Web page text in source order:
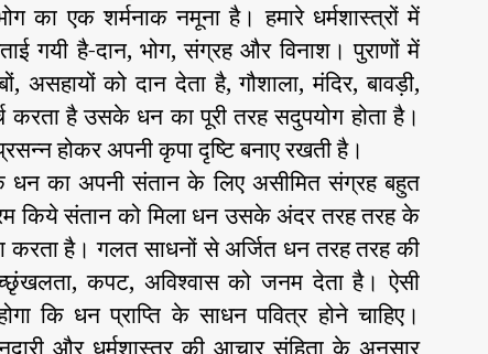
भो
ग
चु
नौ
ती
ब
न
हा
है
का एक शर्मनाक नमूना है। हमारे धर्मशास्त्रों में
गयी है-दान, भोग, संग्रह और विनाश। पुराणों में
असहायों को दान देता है, गौशाला, मंदिर, बावड़ी,
है उसके धन का पूरी तरह सदुपयोग होता है।
होकर अपनी कृपा दृष्टि बनाए रखती है।
धन का अपनी संतान के लिए असीमित संग्रह बहुत
किये संतान को मिला धन उसके अंदर तरह तरह के
करता है। गलत साधनों से अर्जित धन तरह तरह की
कपट, अविश्वास को जनम देता है। ऐसी
कि धन प्राप्ति के साधन पवित्र होने चाहिए।
और धर्मशास्त्र की आचार संहिता के अनुसार